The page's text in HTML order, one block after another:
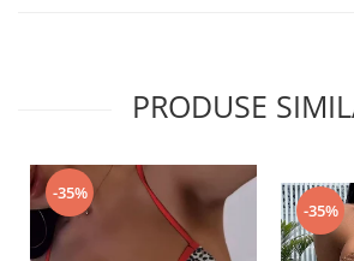
PRODUSE
-35%
-35%